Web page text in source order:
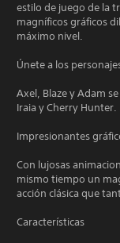
estilo de juego de la
magníficos gráficos
máximo nivel.
Únete a los
Axel, Blaze y Adam
Iraia y Cherry Hunter.
Impresionantes
Con lujosas
mismo tiempo un
acción clásica que
Características